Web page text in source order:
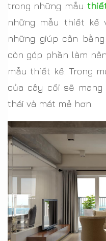
trong những mẫu
những mẫu thiết kế
những giúp cân
còn góp phần làm
mẫu thiết kế. Trong
của cây cối sẽ
thái và mát mẻ hơn.